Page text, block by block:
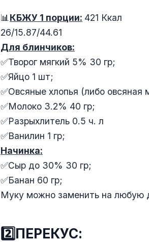
📊 КБЖУ 1 порции: 421 Ккал
26/15.87/44.61
Для блинчиков:
✅Творог мягкий 5% 30 гр;
✅Яйцо 1 шт;
✅Овсяные хлопья (либо овсяная
✅Молоко 3.2% 40 гр;
✅Разрыхлитель 0.5 ч. л
✅Ванилин 1 гр;
Начинка:
✅Сыр до 30% 30 гр;
✅Банан 60 гр;
Муку можно заменить на любую
2️⃣ПЕРЕКУС: